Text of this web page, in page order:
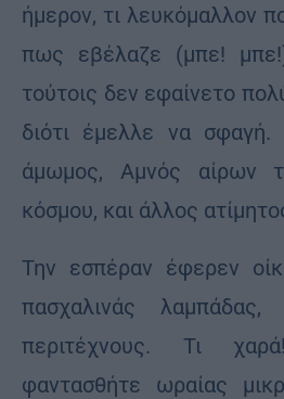
ήμερον, τι λευκόμαλλον
πως εβέλαζε (μπε!
τούτοις δεν εφαίνετο
διότι έμελλε να
άμωμος, Αμνός αίρων
κόσμου, και άλλος
Την εσπέραν έφερεν
πασχαλινάς
περιτέχνους. Τι
φαντασθήτε ωραίας